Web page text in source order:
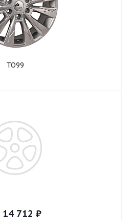
TO99
14 712 ₽